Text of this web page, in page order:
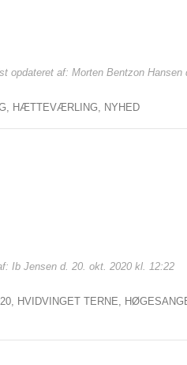
opdateret af: Morten Bentzon
HÆTTEVÆRLING, NYHED
Ib Jensen d. 20. okt. 2020 kl. 12:22
HVIDVINGET TERNE,